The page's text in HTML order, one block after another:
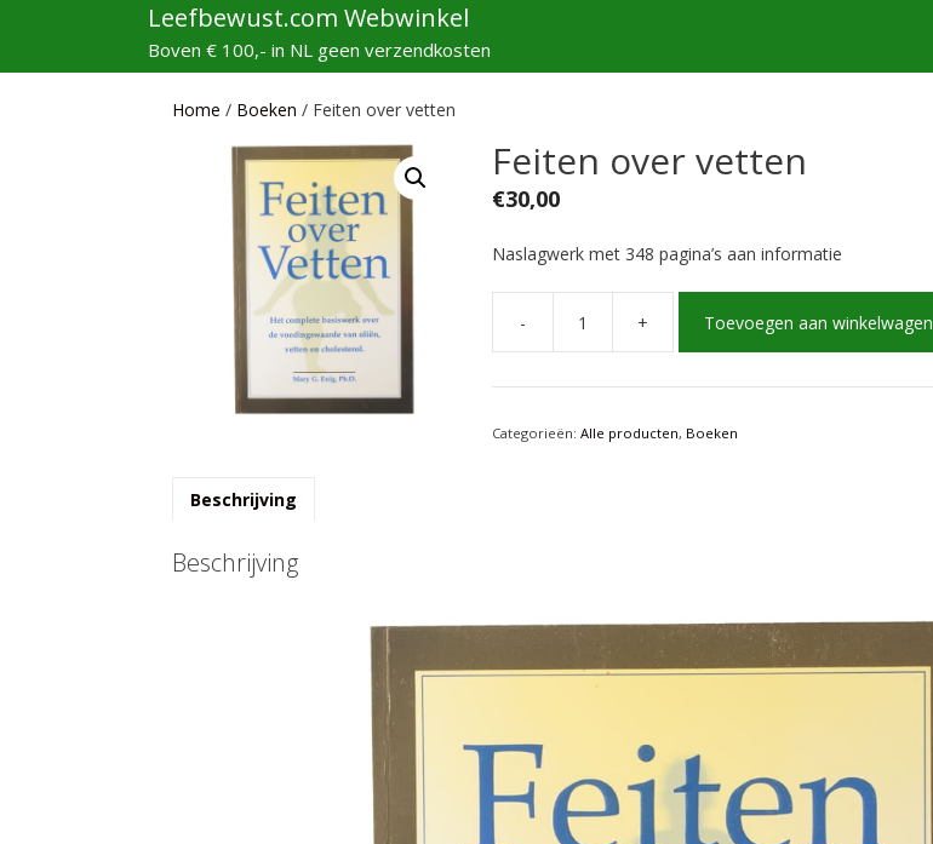
Leefbewust.com Webwinkel
Boven € 100,- in NL geen verzendkosten
Home / Boeken / Feiten over vetten
Feiten over vetten
€30,00
Naslagwerk met 348 pagina’s aan informatie
-
Feiten
over
vetten
+ Toevoegen aan winkelwagen
Categorieën: Alle producten, Boeken
Beschrijving
Beschrijving